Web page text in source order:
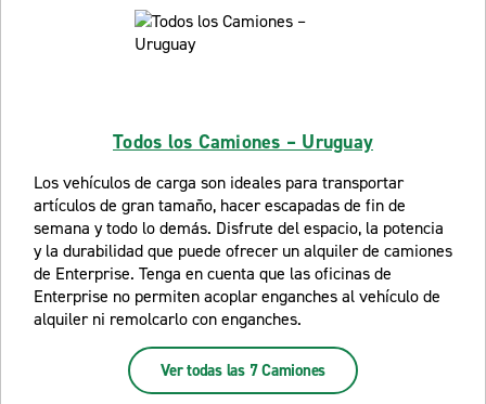
Todos los Camiones – Uruguay
Los vehículos de carga son ideales para transportar
artículos de gran tamaño, hacer escapadas de fin de
semana y todo lo demás. Disfrute del espacio, la potencia
y la durabilidad que puede ofrecer un alquiler de camiones
de Enterprise. Tenga en cuenta que las oficinas de
Enterprise no permiten acoplar enganches al vehículo de
alquiler ni remolcarlo con enganches.
Ver todas las 7 Camiones